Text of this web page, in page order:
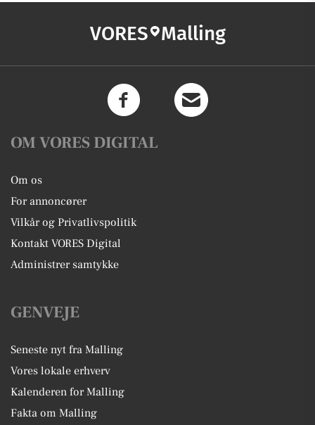
VORES Malling
OM VORES DIGITAL
Om os
For annoncører
Vilkår og Privatlivspolitik
Kontakt VORES Digital
Administrer samtykke
GENVEJE
Seneste nyt fra Malling
Vores lokale erhverv
Kalenderen for Malling
Fakta om Malling